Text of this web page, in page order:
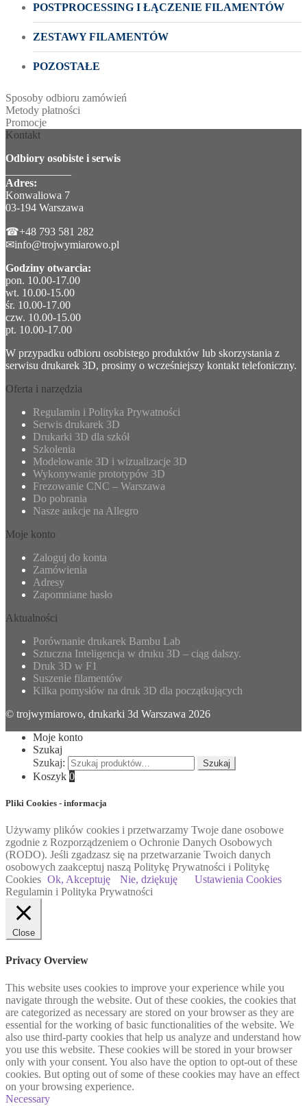
POSTPROCESSING I ŁĄCZENIE FILAMENTÓW
ZESTAWY FILAMENTÓW
POZOSTAŁE
Sposoby odbioru zamówień
Metody płatności
Promocje
Kontakt
Odbiory osobiste i serwis
Adres:
Konwaliowa 7
03-194 Warszawa
☎+48 793 581 282
✉info@trojwymiarowo.pl
Godziny otwarcia:
pon. 10.00-17.00
wt. 10.00-15.00
śr. 10.00-17.00
czw. 10.00-15.00
pt. 10.00-17.00
W przypadku odbioru osobistego produktów lub skorzystania z
serwisu drukarek 3D, prosimy o wcześniejszy kontakt telefoniczny.
Oferta i narzędzia
Regulamin i Polityka Prywatności
Serwis drukarek 3D
Drukarki 3D dla szkół
Szkolenia
Modelowanie 3D i wizualizacje 3D
Wykonywanie prototypów 3D
Frezowanie CNC – Warszawa
Do pobrania
Nasze aukcje na Allegro
Moje konto
Zaloguj do konta
Zamówienia
Adresy
Zapomniane hasło
Aktualności
Porównanie drukarek Bambu Lab
Sztuczna Inteligencja w druku 3D – ciąg dalszy.
Druk 3D w F1
Suszenie filamentów
Kilka pomysłów na druk 3D dla początkujących
© trojwymiarowo, drukarki 3d Warszawa 2026
Moje konto
Szukaj
Szukaj:
Szukaj
Koszyk 0
Pliki Cookies - informacja
Używamy plików cookies i przetwarzamy Twoje dane osobowe
zgodnie z Rozporządzeniem o Ochronie Danych Osobowych
(RODO). Jeśli zgadzasz się na przetwarzanie Twoich danych
osobowych zaakceptuj naszą Politykę Prywatności i Politykę
Cookies Ok, Akceptuję Nie, dziękuję
Ustawienia Cookies
Regulamin i Polityka Prywatności
Close
Privacy Overview
This website uses cookies to improve your experience while you
navigate through the website. Out of these cookies, the cookies that
are categorized as necessary are stored on your browser as they are
essential for the working of basic functionalities of the website. We
also use third-party cookies that help us analyze and understand how
you use this website. These cookies will be stored in your browser
only with your consent. You also have the option to opt-out of these
cookies. But opting out of some of these cookies may have an effect
on your browsing experience.
Necessary